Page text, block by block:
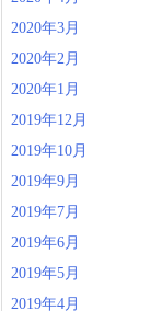
2020年3月
2020年2月
2020年1月
2019年12月
2019年10月
2019年9月
2019年7月
2019年6月
2019年5月
2019年4月